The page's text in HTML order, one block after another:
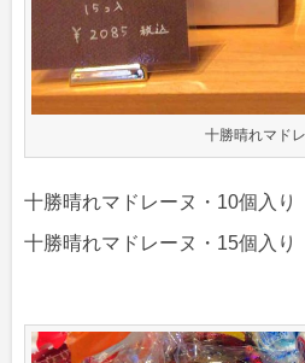
十勝晴れマド
十勝晴れマドレーヌ・10個入り
十勝晴れマドレーヌ・15個入り